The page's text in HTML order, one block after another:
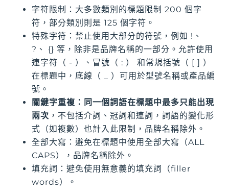
字符限制：大多數類別的標題限制 200 個字
符，部分類別則是 125 個字符。
特殊字符：禁止使用大部分的符號，例如 !、
?、 {} 等，除非是品牌名稱的一部分。允許使用
連字符（ - ）、冒號（ : ） 和常規括號（ [ ] ）
在標題中，底線（ _ ）可用於型號名稱或產品編
號。
關鍵字重複：同一個詞語在標題中最多只能出現
兩次 ，不包括介詞、冠詞和連詞，詞語的變化形
式（如複數）也計入此限制，品牌名稱除外。
全部大寫：避免在標題中使用全部大寫（ALL
CAPS），品牌名稱除外。
填充詞：避免使用無意義的填充詞（filler
words）。